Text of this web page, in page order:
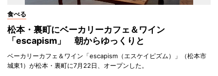
食べる
松本・裏町にベーカリーカフェ＆ワイン
「escapism」 朝からゆっくりと
ベーカリーカフェ＆ワイン「escapism（エスケイピズム）」（松本市
城東1）が松本・裏町に7月22日、オープンした。